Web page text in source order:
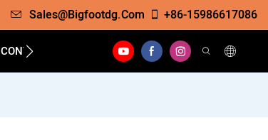
Sales@bigfootdg.com +86-15986617086
CONTATO